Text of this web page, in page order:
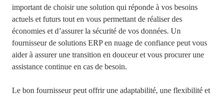
important de choisir une solution qui réponde à vos besoins
actuels et futurs tout en vous permettant de réaliser des
économies et d’assurer la sécurité de vos données. Un
fournisseur de solutions ERP en nuage de confiance peut vous
aider à assurer une transition en douceur et vous procurer une
assistance continue en cas de besoin.
Le bon fournisseur peut offrir une adaptabilité, une flexibilité et